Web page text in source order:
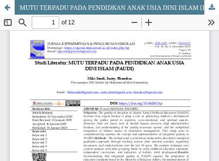
MUTU TERPADU PADA PENDIDKAN ANAK USIA DINI ISLAM (PAUDI)